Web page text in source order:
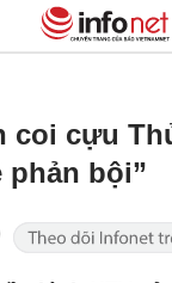
coi cựu
phản bội”